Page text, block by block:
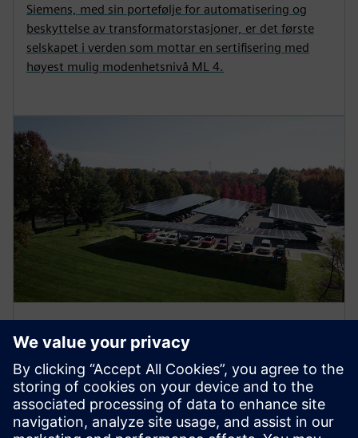
Siemens, med sin portefølje for automatisering og
beskyttelse av transformatorstasjoner, er det første
selskapet i verden som mottar en sertifisering med
høyest mulig modenhetsnivå ML 4.
Mikronett
Hold deg uavhengig av det offentlige nettverket og
generer inntekter ved å mate tilbake overflødig energi.